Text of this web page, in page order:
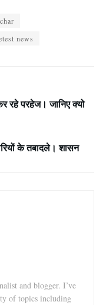
news
रहे परहेज। जानिए क्यो
के तबादले। शासन
and blogger. I’ve
of topics including